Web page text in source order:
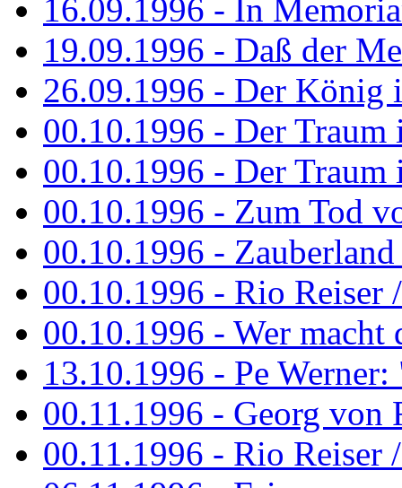
16.09.1996 - In
19.09.1996 - Daß der
26.09.1996 - Der König
00.10.1996 - Der Traum
00.10.1996 - Der Traum
00.10.1996 - Zum Tod
00.10.1996 -
00.10.1996 - Rio Reiser
00.10.1996 - Wer macht
13.10.1996 - Pe
00.11.1996 - Georg von
00.11.1996 - Rio Reiser